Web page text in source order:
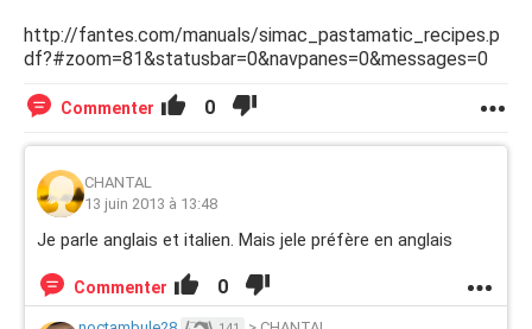
http://fantes.com/manuals/simac_pastamatic_recipes.p
df?#zoom=81&statusbar=0&navpanes=0&messages=0
Commenter 0
CHANTAL
13 juin 2013 à 13:48
Je parle anglais et italien. Mais jele préfère en anglais
Commenter 0